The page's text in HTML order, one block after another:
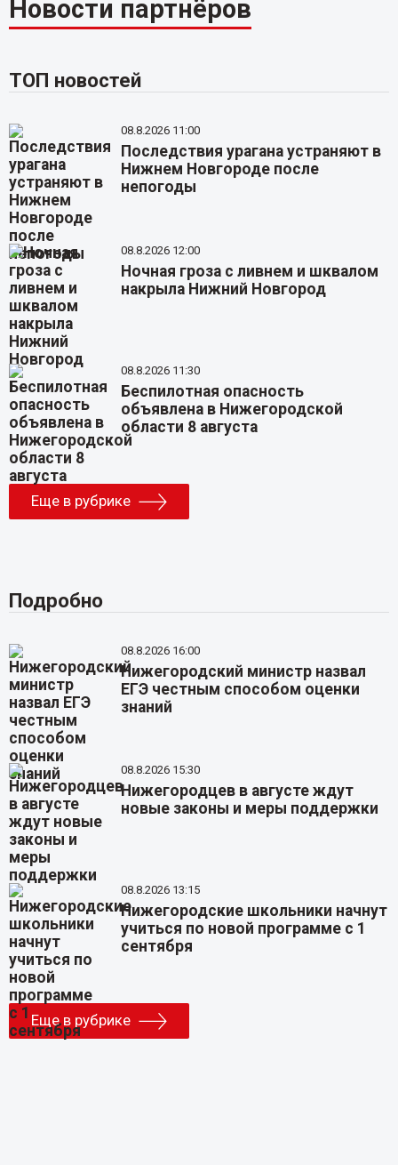
Новости партнёров
ТОП новостей
08.8.2026 11:00
Последствия урагана устраняют в
Нижнем Новгороде после
непогоды
08.8.2026 12:00
Ночная гроза с ливнем и шквалом
накрыла Нижний Новгород
08.8.2026 11:30
Беспилотная опасность
объявлена в Нижегородской
области 8 августа
Еще в рубрике
Подробно
08.8.2026 16:00
Нижегородский министр назвал
ЕГЭ честным способом оценки
знаний
08.8.2026 15:30
Нижегородцев в августе ждут
новые законы и меры поддержки
08.8.2026 13:15
Нижегородские школьники начнут
учиться по новой программе с 1
сентября
Еще в рубрике